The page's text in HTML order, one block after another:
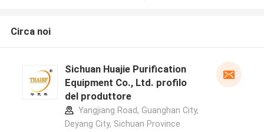
Circa noi
Sichuan Huajie Purification
Equipment Co., Ltd. profilo
del produttore
Yangjiang Road, Guanghan City,
Deyang City, Sichuan Province